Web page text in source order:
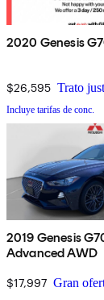
2020 Genesis
$26,595 Trato
Incluye tarifas de conc.
2019 Genesis
Advanced AWD
$17,997 Gran